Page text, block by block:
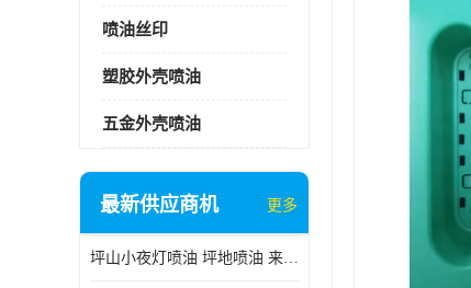
喷油丝印
塑胶外壳喷油
五金外壳喷油
最新供应商机 更多
坪山小夜灯喷油 坪地喷油 来样订做